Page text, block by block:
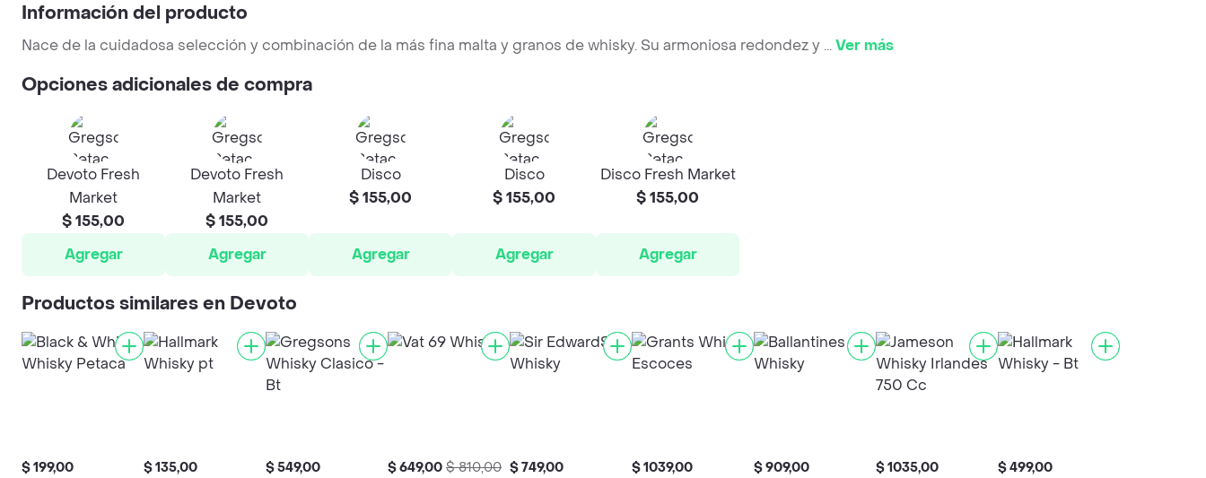
Información del producto
Nace de la cuidadosa selección y combinación de la más fina malta y granos de whisky. Su armoniosa redondez y ...Ver más
Opciones adicionales de compra
Devoto Fresh
Market
$ 155,00
Agregar
Devoto Fresh
Market
$ 155,00
Agregar
Disco
$ 155,00
Agregar
Disco
$ 155,00
Agregar
Disco Fresh Market
$ 155,00
Agregar
Productos similares en Devoto
$ 199,00 $ 135,00 $ 549,00 $ 649,00 $ 810,00 $ 749,00 $ 1039,00 $ 909,00 $ 1035,00 $ 499,00